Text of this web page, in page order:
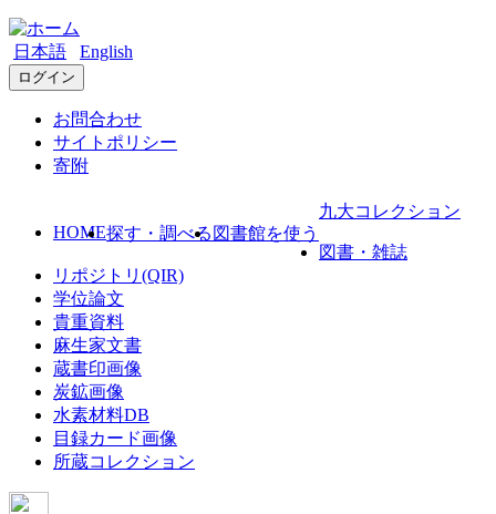
日本語 English
ログイン
お問合わせ
サイトポリシー
寄附
HOME探す・調べる 図書館を使う
九大コレクション
図書・雑誌
リポジトリ(QIR)
学位論文
貴重資料
麻生家文書
蔵書印画像
炭鉱画像
水素材料DB
目録カード画像
所蔵コレクション